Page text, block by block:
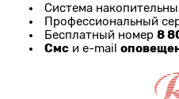
Система
Профессиональный
Бесплатный номер 8
Смс и e-mail